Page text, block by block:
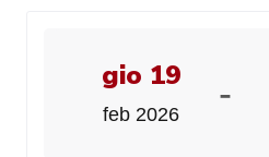
gio 19
feb 2026 -